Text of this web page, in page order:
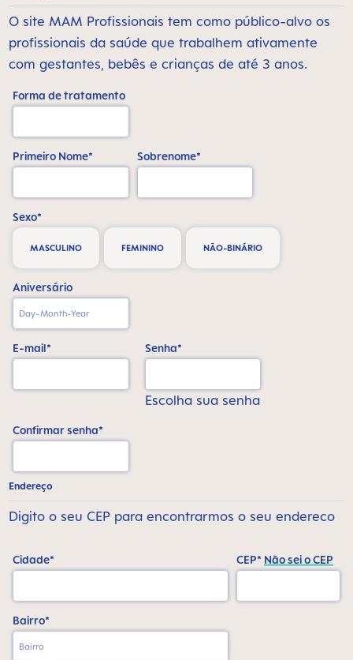
O site MAM Profissionais tem como público-alvo os
profissionais da saúde que trabalhem ativamente
com gestantes, bebês e crianças de até 3 anos.
Forma de tratamento
Primeiro Nome* Sobrenome*
Sexo*
MASCULINO FEMININO NÃO-BINÁRIO
Aniversário
E-mail* Senha*
Escolha sua senha
Confirmar senha*
Endereço
Digito o seu CEP para encontrarmos o seu endereco
Cidade* CEP* Não sei o CEP
Bairro*